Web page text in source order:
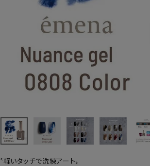
〝軽いタッチで洗練アート〟